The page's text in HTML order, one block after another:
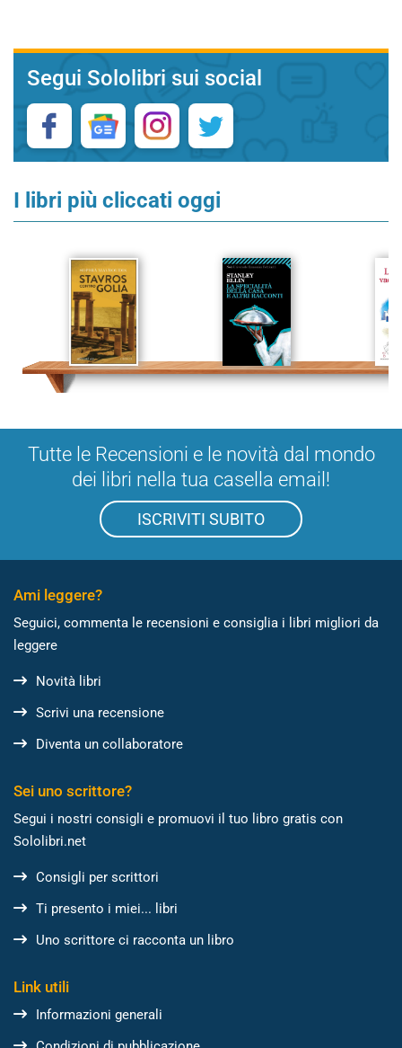
Segui Sololibri sui social
I libri più cliccati oggi
Tutte le Recensioni e le novità dal mondo
dei libri nella tua casella email!
ISCRIVITI SUBITO
Ami leggere?
Seguici, commenta le recensioni e consiglia i libri migliori da
leggere
Novità libri
Scrivi una recensione
Diventa un collaboratore
Sei uno scrittore?
Segui i nostri consigli e promuovi il tuo libro gratis con
Sololibri.net
Consigli per scrittori
Ti presento i miei... libri
Uno scrittore ci racconta un libro
Link utili
Informazioni generali